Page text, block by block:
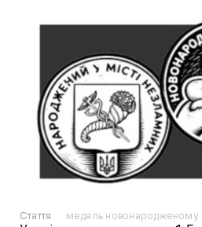
Стаття медаль новонародженому